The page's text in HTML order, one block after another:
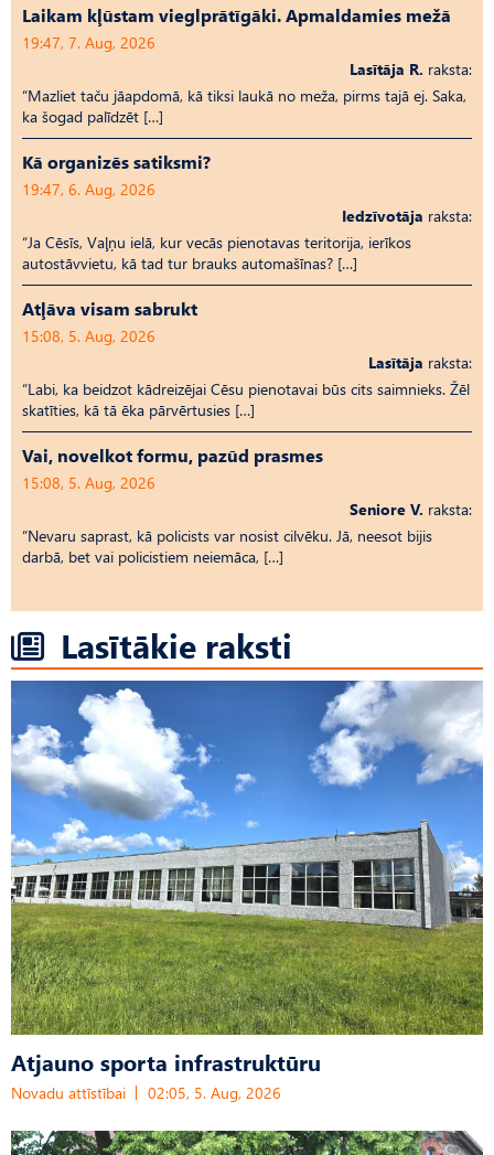
Laikam kļūstam vieglprātīgāki. Apmaldamies mežā
19:47, 7. Aug, 2026
Lasītāja R. raksta:
“Mazliet taču jāapdomā, kā tiksi laukā no meža, pirms tajā ej. Saka,
ka šogad palīdzēt […]
Kā organizēs satiksmi?
19:47, 6. Aug, 2026
Iedzīvotāja raksta:
“Ja Cēsīs, Vaļņu ielā, kur vecās pienotavas teritorija, ierīkos
autostāvvietu, kā tad tur brauks automašīnas? […]
Atļāva visam sabrukt
15:08, 5. Aug, 2026
Lasītāja raksta:
“Labi, ka beidzot kādreizējai Cēsu pienotavai būs cits saimnieks. Žēl
skatīties, kā tā ēka pārvērtusies […]
Vai, novelkot formu, pazūd prasmes
15:08, 5. Aug, 2026
Seniore V. raksta:
“Nevaru saprast, kā policists var nosist cilvēku. Jā, neesot bijis
darbā, bet vai policistiem neiemāca, […]
Lasītākie raksti
Atjauno sporta infrastruktūru
Novadu attīstībai 02:05, 5. Aug, 2026